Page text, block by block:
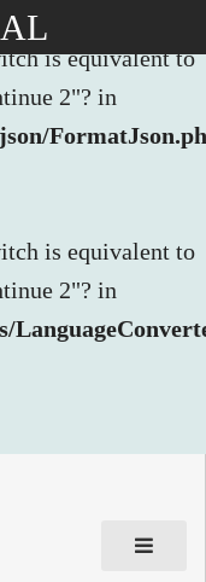
is equivalent to
2"? in
is equivalent to
2"? in